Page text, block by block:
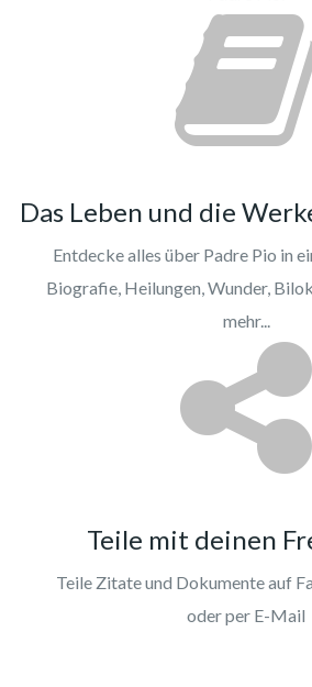
Das Leben und die
Entdecke alles über Padre Pio in
Biografie, Heilungen, Wunder,
mehr...
Teile mit deinen
Teile Zitate und Dokumente auf
oder per E-Mail